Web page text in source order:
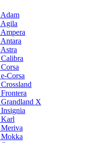
Agila
Corsa
X
Karl
Mokka